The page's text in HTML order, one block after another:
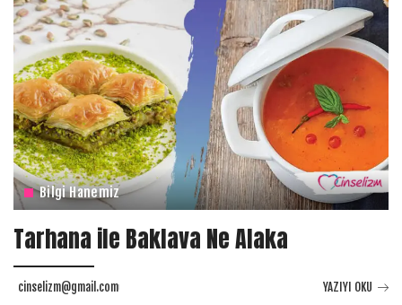
Bilgi Hanemiz
Tarhana ile Baklava Ne Alaka
cinselizm@gmail.com YAZIYI OKU